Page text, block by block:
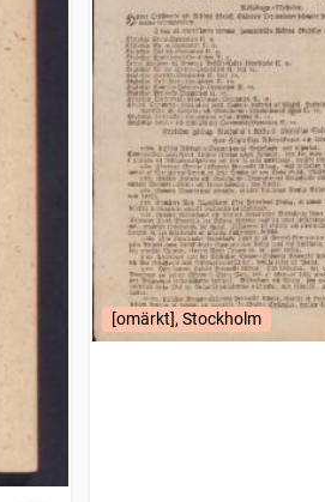
[omärkt], Stockholm